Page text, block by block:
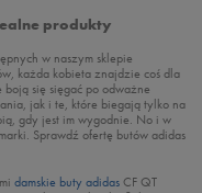
produkty
w naszym sklepie
każda kobieta znajdzie coś dla
się sięgać po odważne
jak i te, które biegają tylko na
gdy jest im wygodnie. No i w
Sprawdź ofertę butów adidas
damskie buty adidas CF QT